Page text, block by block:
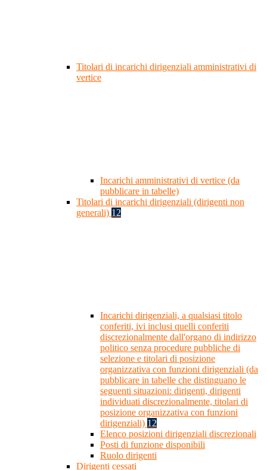
Titolari di incarichi dirigenziali amministrativi di
vertice
Incarichi amministrativi di vertice (da
pubblicare in tabelle)
Titolari di incarichi dirigenziali (dirigenti non
generali) 12
Incarichi dirigenziali, a qualsiasi titolo
conferiti, ivi inclusi quelli conferiti
discrezionalmente dall'organo di indirizzo
politico senza procedure pubbliche di
selezione e titolari di posizione
organizzativa con funzioni dirigenziali (da
pubblicare in tabelle che distinguano le
seguenti situazioni: dirigenti, dirigenti
individuati discrezionalmente, titolari di
posizione organizzativa con funzioni
dirigenziali) 12
Elenco posizioni dirigenziali discrezionali
Posti di funzione disponibili
Ruolo dirigenti
Dirigenti cessati